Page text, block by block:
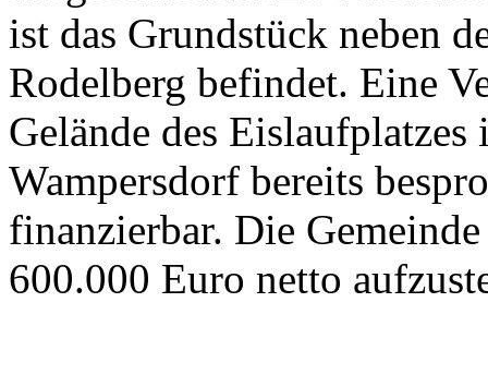
ist das Grundstück neben
Rodelberg befindet. Eine
Gelände des
Wampersdorf bereits
finanzierbar. Die
600.000 Euro netto